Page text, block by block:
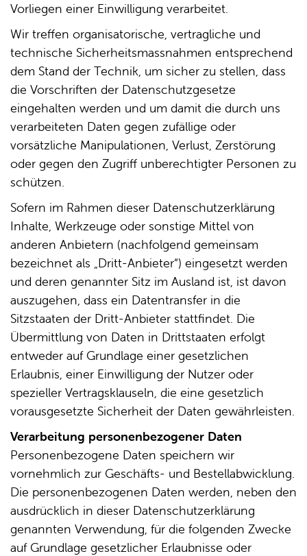
Vorliegen einer Einwilligung verarbeitet.
Wir treffen organisatorische, vertragliche und
technische Sicherheitsmassnahmen entsprechend
dem Stand der Technik, um sicher zu stellen, dass
die Vorschriften der Datenschutzgesetze
eingehalten werden und um damit die durch uns
verarbeiteten Daten gegen zufällige oder
vorsätzliche Manipulationen, Verlust, Zerstörung
oder gegen den Zugriff unberechtigter Personen zu
schützen.
Sofern im Rahmen dieser Datenschutzerklärung
Inhalte, Werkzeuge oder sonstige Mittel von
anderen Anbietern (nachfolgend gemeinsam
bezeichnet als „Dritt-Anbieter“) eingesetzt werden
und deren genannter Sitz im Ausland ist, ist davon
auszugehen, dass ein Datentransfer in die
Sitzstaaten der Dritt-Anbieter stattfindet. Die
Übermittlung von Daten in Drittstaaten erfolgt
entweder auf Grundlage einer gesetzlichen
Erlaubnis, einer Einwilligung der Nutzer oder
spezieller Vertragsklauseln, die eine gesetzlich
vorausgesetzte Sicherheit der Daten gewährleisten.
Verarbeitung personenbezogener Daten
Personenbezogene Daten speichern wir
vornehmlich zur Geschäfts- und Bestellabwicklung.
Die personenbezogenen Daten werden, neben den
ausdrücklich in dieser Datenschutzerklärung
genannten Verwendung, für die folgenden Zwecke
auf Grundlage gesetzlicher Erlaubnisse oder